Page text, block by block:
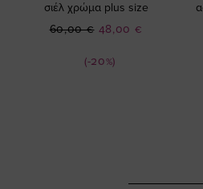
σιέλ χρώμα plus size
(-20%)
Ειδική
48,00 €
60,00 €